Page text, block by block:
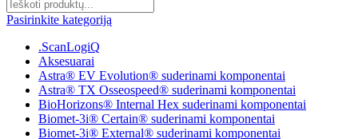
Pasirinkite kategoriją
.ScanLogiQ
Aksesuarai
Astra® EV Evolution® suderinami komponentai
Astra® TX Osseospeed® suderinami komponentai
BioHorizons® Internal Hex suderinami komponentai
Biomet-3i® Certain® suderinami komponentai
Biomet-3i® External® suderinami komponentai